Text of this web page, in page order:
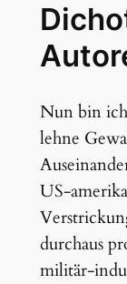
Nun bin
lehne
US-
durchaus
militär-